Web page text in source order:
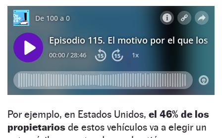
Por ejemplo, en Estados Unidos, el 46% de los
propietarios de estos vehículos va a elegir un